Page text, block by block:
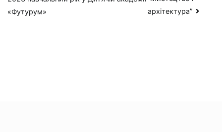
записів
«Футурум»
архітектура”